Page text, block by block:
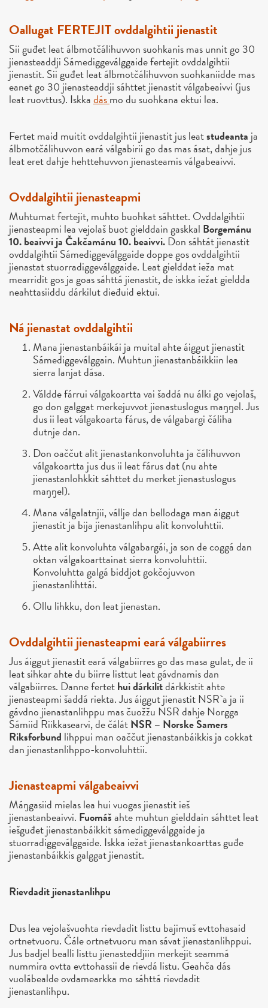
Oallugat FERTEJIT ovddalgihtii jienastit
Sii guđet leat álbmotčálihuvvon suohkanis mas unnit go 30
jienasteaddji Sámediggeválggaide fertejit ovddalgihtii
jienastit. Sii guđet leat álbmotčálihuvvon suohkaniidde mas
eanet go 30 jienasteaddji sáhttet jienastit válgabeaivvi (jus
leat ruovttus). Iskkadásmo du suohkana ektui lea.
Fertet maid muitit ovddalgihtii jienastit jus leatstudeanta ja
álbmotčálihuvvon eará válgabirii go das mas ásat, dahje jus
leat eret dahje hehttehuvvon jienasteamis válgabeaivvi.
Ovddalgihtii jienasteapmi
Muhtumat fertejit, muhto buohkat sáhttet. Ovddalgihtii
jienasteapmi lea vejolaš buot gielddain gaskkal Borgemánu
10. beaivvi ja Čakčamánu 10. beaivvi.Don sáhtát jienastit
ovddalgihtii Sámediggeválggaide doppe gos ovddalgihtii
jienastat stuorradiggeválggaide. Leat gielddat ieža mat
mearridit gos ja goas sáhttá jienastit, de iskka iežat gieldda
neahttasiiddu dárkilut dieđuid ektui.
Ná jienastat ovddalgihtii
Mana jienastanbáikái ja muital ahte áiggut jienastit
Sámediggeválggain. Muhtun jienastanbáikkiin lea
sierra lanjat dása.
Váldde fárrui válgakoartta vai šaddá nu álki go vejolaš,
go don galggat merkejuvvot jienastuslogus maŋŋel. Jus
dus ii leat válgakoarta fárus, de válgabargi čáliha
dutnje dan.
Don oaččut alit jienastankonvoluhta ja čálihuvvon
válgakoartta jus dus ii leat fárus dat (nu ahte
jienastanlohkkit sáhttet du merket jienastuslogus
maŋŋel).
Mana válgalatnjii, vállje dan bellodaga man áiggut
jienastit ja bija jienastanlihpu alit konvoluhttii.
Atte alit konvoluhta válgabargái, ja son de coggá dan
oktan válgakoarttainat sierra konvoluhttii.
Konvoluhtta galgá biddjot gokčojuvvon
jienastanlihttái.
Ollu lihkku, don leat jienastan.
Ovddalgihtii jienasteapmi eará válgabiirres
Jus áiggut jienastit eará válgabiirres go das masa gulat, de ii
leat sihkar ahte du biirre listtut leat gávdnamis dan
válgabiirres. Danne fertethui dárkilitdárkkistit ahte
jienasteapmi šaddá riekta. Jus áiggut jienastit NSR`a ja ii
gávdno jienastanlihppu mas čuožžu NSR dahje Norgga
Sámiid Riikkasearvi, de čálátNSR – Norske Samers
Riksforbund lihppui man oaččut jienastanbáikkis ja cokkat
dan jienastanlihppo-konvoluhttii.
Jienasteapmi válgabeaivvi
Máŋgasiid mielas lea hui vuogas jienastit ieš
jienastanbeaivvi. Fuomášahte muhtun gielddain sáhttet leat
iešguđet jienastanbáikkit sámediggeválggaide ja
stuorradiggeválggaide. Iskka iežat jienastankoarttas guđe
jienastanbáikkis galggat jienastit.
Rievdadit jienastanlihpu
Dus lea vejolašvuohta rievdadit listtu bajimuš evttohasaid
ortnetvuoru. Čále ortnetvuoru man sávat jienastanlihppui.
Jus badjel bealli listtu jienasteddjiin merkejit seammá
nummira ovtta evttohassii de rievdá listu. Geahča dás
vuolábealde ovdamearkka mo sáhttá rievdadit
jienastanlihpu.